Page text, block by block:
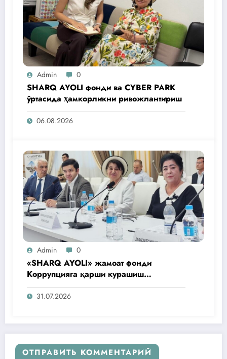
Admin 0
SHARQ AYOLI фонди ва CYBER PARK
ўртасида ҳамкорликни ривожлантириш
06.08.2026
Admin 0
«SHARQ AYOLI» жамоат фонди
Коррупцияга қарши курашиш
агентлигидаги жамоат эшитувида
ташаббусларини тақдим этди
31.07.2026
ОТПРАВИТЬ КОММЕНТАРИЙ